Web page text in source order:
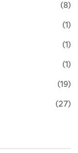
(8)
(1)
(1)
(1)
(19)
(27)